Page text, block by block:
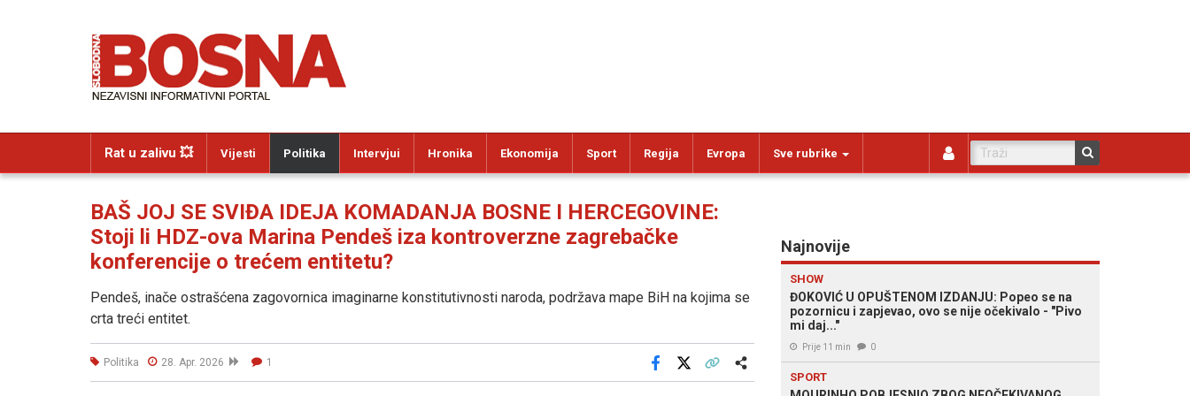
Rat u zalivu 💥 Vijesti Politika Intervjui Hronika Ekonomija Sport Regija Evropa Sve rubrike
BAŠ JOJ SE SVIĐA IDEJA KOMADANJA BOSNE I HERCEGOVINE:
Stoji li HDZ-ova Marina Pendeš iza kontroverzne zagrebačke
konferencije o trećem entitetu?
Pendeš, inače ostrašćena zagovornica imaginarne konstitutivnosti naroda, podržava mape BiH na kojima se
crta treći entitet.
Politika 28. Apr. 2026 1
Facebook
Najnovije
SHOW
ĐOKOVIĆ U OPUŠTENOM IZDANJU: Popeo se na
pozornicu i zapjevao, ovo se nije očekivalo - "Pivo
mi daj..."
Prije 11 min 0
SPORT